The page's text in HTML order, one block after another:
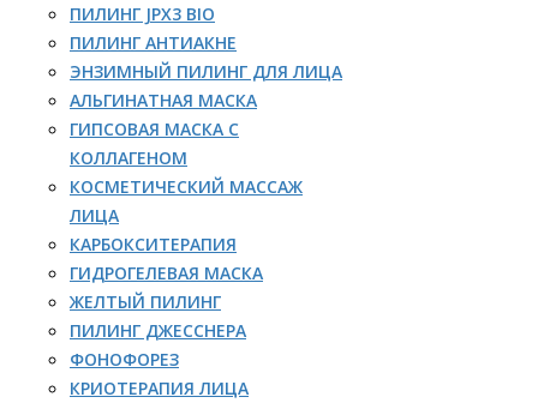
ПИЛИНГ JPX3 BIO
ПИЛИНГ АНТИАКНЕ
ЭНЗИМНЫЙ ПИЛИНГ ДЛЯ ЛИЦА
АЛЬГИНАТНАЯ МАСКА
ГИПСОВАЯ МАСКА С
КОЛЛАГЕНОМ
КОСМЕТИЧЕСКИЙ МАССАЖ
ЛИЦА
КАРБОКСИТЕРАПИЯ
ГИДРОГЕЛЕВАЯ МАСКА
ЖЕЛТЫЙ ПИЛИНГ
ПИЛИНГ ДЖЕССНЕРА
ФОНОФОРЕЗ
КРИОТЕРАПИЯ ЛИЦА